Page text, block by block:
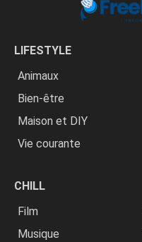
LIFESTYLE
Animaux
Bien-être
Maison et DIY
Vie courante
CHILL
Film
Musique